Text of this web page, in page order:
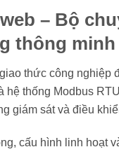
– Bộ
thông minh
thức công
hệ thống Modbus
giám sát và điều
cấu hình linh hoạt